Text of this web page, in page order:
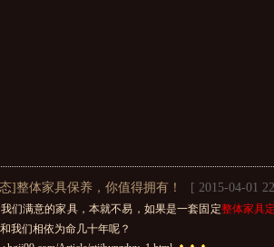
]整体家具保养，你值得拥有！ [ 2015-04-01
们满意的家具，本就不易，如果是一套固定整体家具
我们相依为命几十年呢？